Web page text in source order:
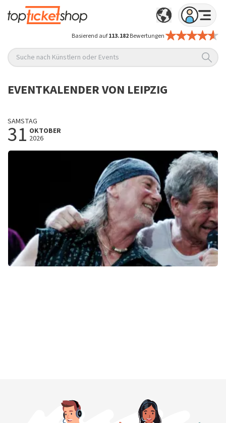
Basierend auf113.182Bewertungen
Suche nach Künstlern oder Events
EVENTKALENDER VON LEIPZIG
SAMSTAG
31 OKTOBER
2026